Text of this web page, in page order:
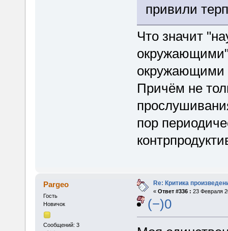
привили
Что значит
окружающими
Причём не
пор
Pargeo
Гость
Новичок
Сообщений: 3
Re: Критика
« Ответ #336 : 23 Февраля
(−)0